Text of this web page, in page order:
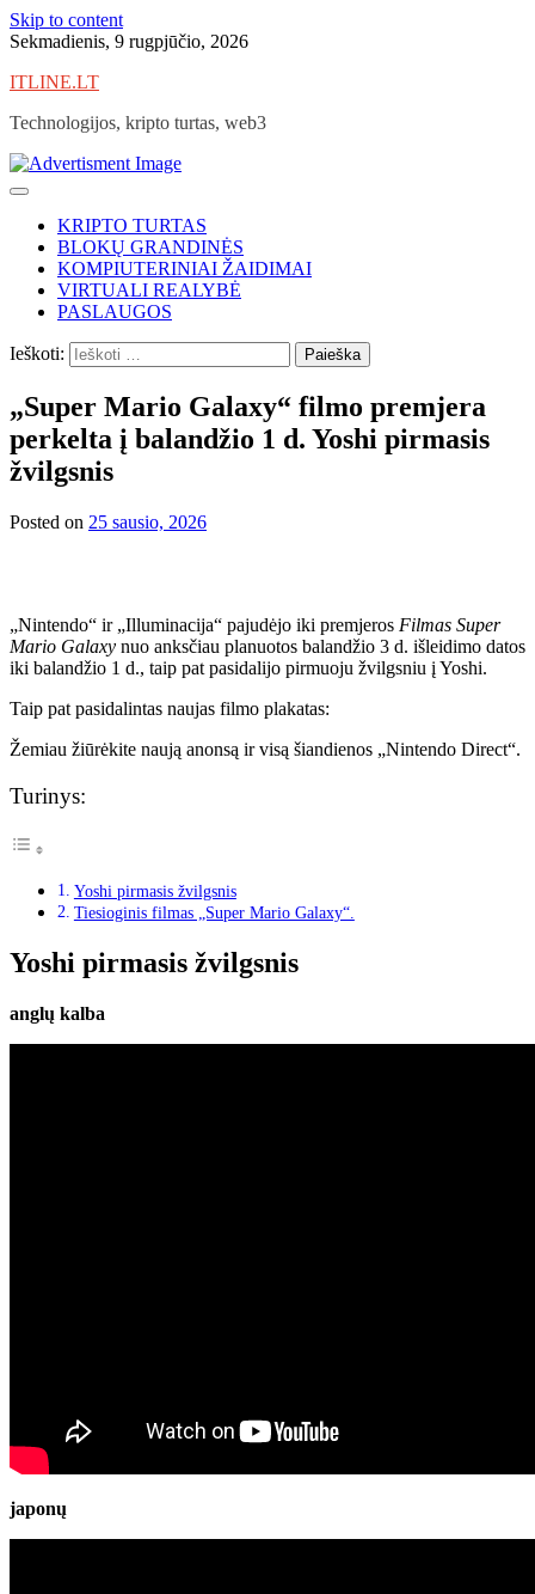
Skip to content
Sekmadienis, 9 rugpjūčio, 2026
ITLINE.LT
Technologijos, kripto turtas, web3
KRIPTO TURTAS
BLOKŲ GRANDINĖS
KOMPIUTERINIAI ŽAIDIMAI
VIRTUALI REALYBĖ
PASLAUGOS
Ieškoti:
„Super Mario Galaxy“ filmo premjera
perkelta į balandžio 1 d. Yoshi pirmasis
žvilgsnis
Posted on 25 sausio, 2026
„Nintendo“ ir „Illuminacija“ pajudėjo iki premjeros Filmas Super
Mario Galaxy nuo anksčiau planuotos balandžio 3 d. išleidimo datos
iki balandžio 1 d., taip pat pasidalijo pirmuoju žvilgsniu į Yoshi.
Taip pat pasidalintas naujas filmo plakatas:
Žemiau žiūrėkite naują anonsą ir visą šiandienos „Nintendo Direct“.
Turinys:
Yoshi pirmasis žvilgsnis
Tiesioginis filmas „Super Mario Galaxy“.
Yoshi pirmasis žvilgsnis
anglų kalba
japonų